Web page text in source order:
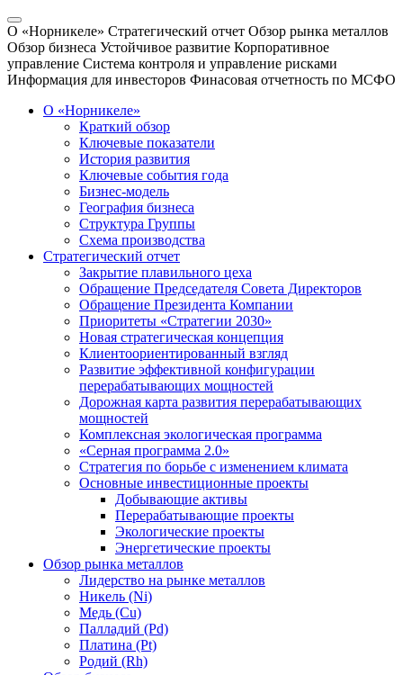
О «Норникеле» Стратегический отчет Обзор рынка металлов
Обзор бизнеса Устойчивое развитие Корпоративное
управление Система контроля и управление рисками
Информация для инвесторов Финасовая отчетность по МСФО
О «Норникеле»
Краткий обзор
Ключевые показатели
История развития
Ключевые события года
Бизнес-модель
География бизнеса
Структура Группы
Схема производства
Стратегический отчет
Закрытие плавильного цеха
Обращение Председателя Совета Директоров
Обращение Президента Компании
Приоритеты «Стратегии 2030»
Новая стратегическая концепция
Клиентоориентированный взгляд
Развитие эффективной конфигурации
перерабатывающих мощностей
Дорожная карта развития перерабатывающих
мощностей
Комплексная экологическая программа
«Серная программа 2.0»
Стратегия по борьбе с изменением климата
Основные инвестиционные проекты
Добывающие активы
Перерабатывающие проекты
Экологические проекты
Энергетические проекты
Обзор рынка металлов
Лидерство на рынке металлов
Никель (Ni)
Медь (Cu)
Палладий (Pd)
Платина (Pt)
Родий (Rh)